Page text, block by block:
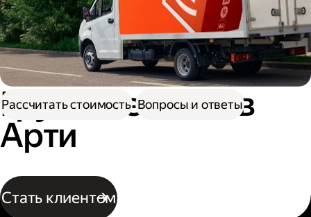
Грузовое такси в
Арти
Стать клиентом
Рассчитать стоимость Вопросы и ответы